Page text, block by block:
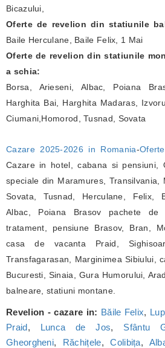
Bicazului,
Oferte de revelion din statiunile
Baile Herculane, Baile Felix, 1 Mai
Oferte de revelion din statiunile
a schia:
Borsa, Arieseni, Albac, Poiana
Harghita Bai, Harghita Madaras,
Ciumani,Homorod, Tusnad, Sovata
Cazare 2025-2026 in Romania-
Cazare in hotel, cabana si pensiuni,
speciale din Maramures, Transilvania,
Sovata, Tusnad, Herculane, Felix,
Albac, Poiana Brasov pachete
tratament, pensiune Brasov, Bran,
casa de vacanta Praid,
Transfagarasan, Marginimea Sibiului,
Bucuresti, Sinaia, Gura Humorului,
balneare, statiuni montane.
Revelion - cazare in: Băile Felix,
Praid, Lunca de Jos, Sfântu
Gheorgheni, Răchițele,Colibița,